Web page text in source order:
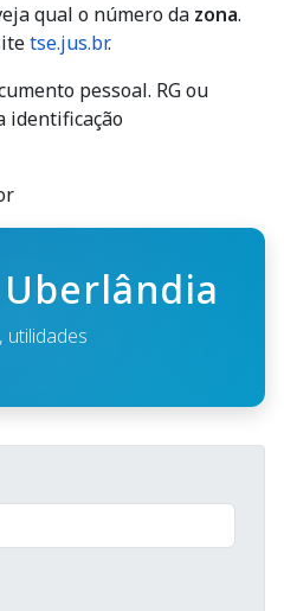
qual o número da zona.
tse.jus.br.
pessoal. RG ou
identificação
utilidades